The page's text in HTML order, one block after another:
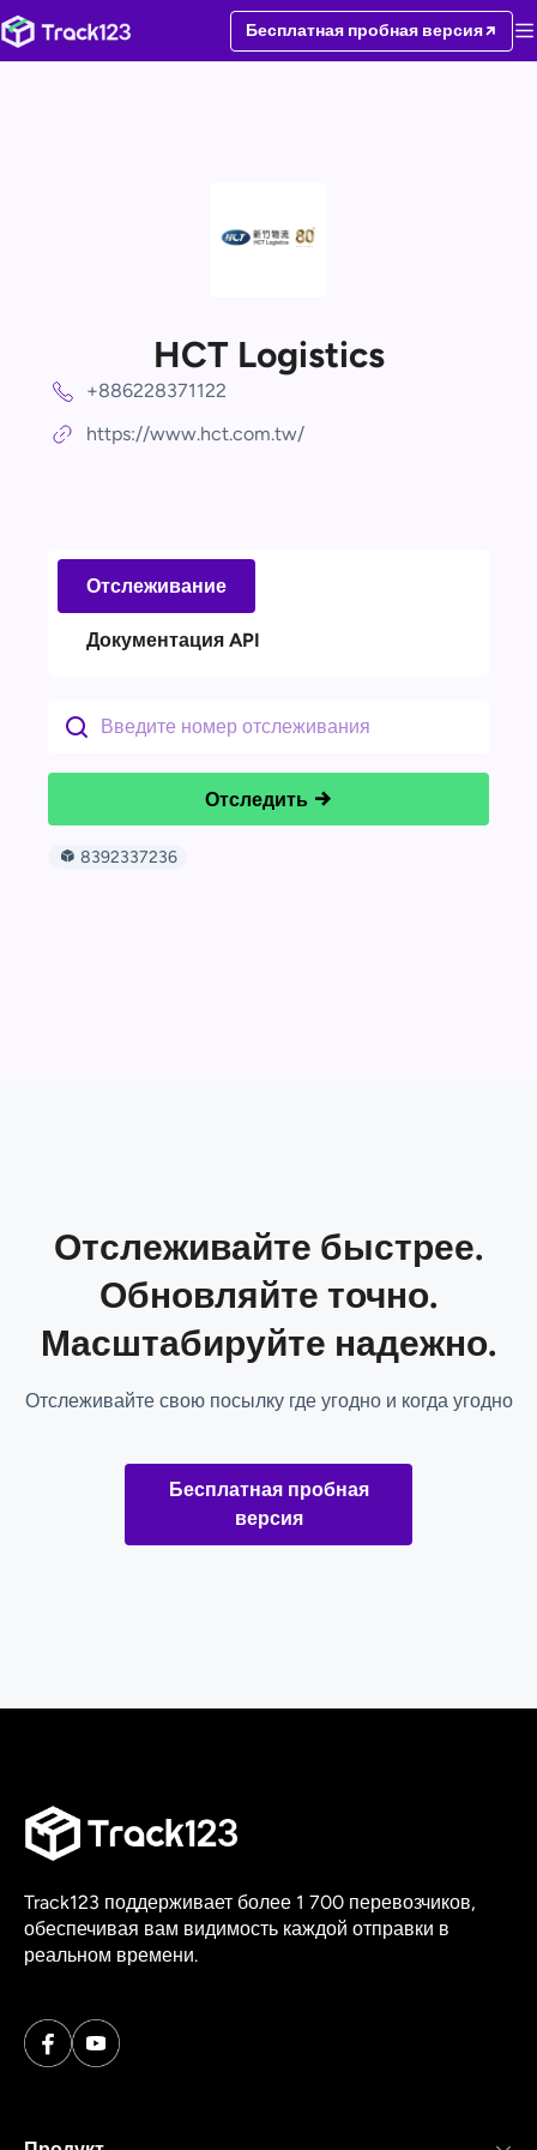
Бесплатная пробная версия
HCT Logistics
+886228371122
https://www.hct.com.tw/
Отслеживание
Документация API
Отследить
8392337236
Отслеживайте быстрее.
Обновляйте точно.
Масштабируйте надежно.
Отслеживайте свою посылку где угодно и когда угодно
Бесплатная пробная
версия
Track123 поддерживает более 1 700 перевозчиков,
обеспечивая вам видимость каждой отправки в
реальном времени.